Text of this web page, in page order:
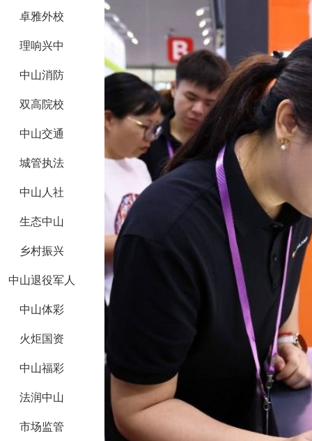
卓雅外校
理响兴中
中山消防
双高院校
中山交通
城管执法
中山人社
生态中山
乡村振兴
中山退役军人
中山体彩
火炬国资
中山福彩
法润中山
市场监管